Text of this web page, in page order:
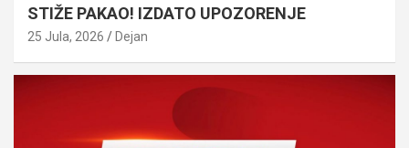
STIŽE PAKAO! IZDATO UPOZORENJE
25 Jula, 2026 Dejan